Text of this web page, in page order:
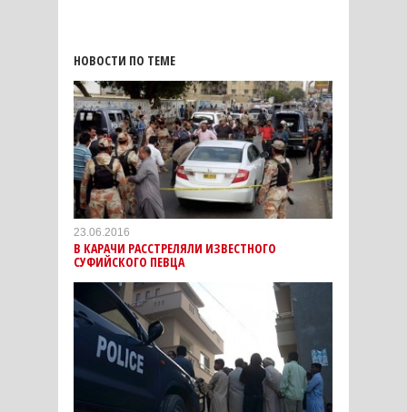
НОВОСТИ ПО ТЕМЕ
23.06.2016
В КАРАЧИ РАССТРЕЛЯЛИ ИЗВЕСТНОГО
СУФИЙСКОГО ПЕВЦА